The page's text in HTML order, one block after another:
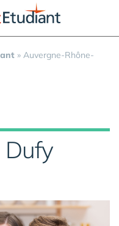
» Auvergne-Rhône-
Dufy